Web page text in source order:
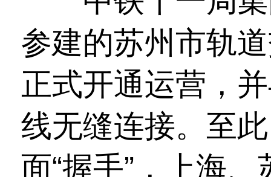
参建的苏州市轨
正式开通运营，
线无缝连接。至
面“握手”，上海